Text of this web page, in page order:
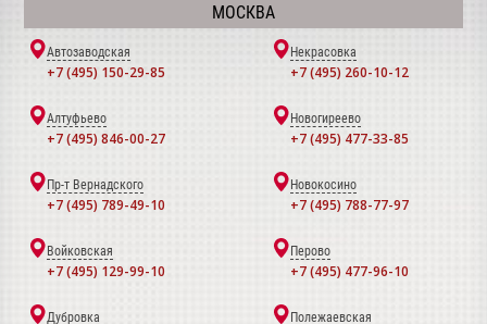
МОСКВА
Автозаводская
+7 (495) 150-29-85
Некрасовка
+7 (495) 260-10-12
Алтуфьево
+7 (495) 846-00-27
Новогиреево
+7 (495) 477-33-85
Пр-т Вернадского
+7 (495) 789-49-10
Новокосино
+7 (495) 788-77-97
Войковская
+7 (495) 129-99-10
Перово
+7 (495) 477-96-10
Дубровка Полежаевская